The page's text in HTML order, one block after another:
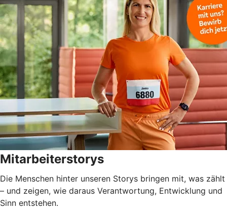
Mitarbeiterstorys
Die Menschen hinter unseren Storys bringen mit, was zählt
– und zeigen, wie daraus Verantwortung, Entwicklung und
Sinn entstehen.